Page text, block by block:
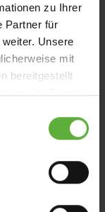
zu Ihrer
Partner für
Unsere
mit
bereitgestellt
der Dienste
Ausfall